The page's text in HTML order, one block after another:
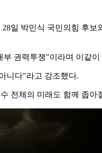
일 박민식 국민의힘 후보
권력투쟁"이라며 이같이
니다"라고 강조했다.
전체의 미래도 함께 좁아